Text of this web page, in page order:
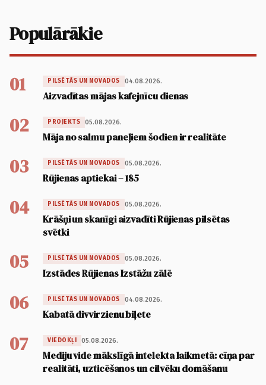
Populārākie
01 PILSĒTĀS UN NOVADOS 04.08.2026.
Aizvadītas mājas kafejnīcu dienas
02 PROJEKTS 05.08.2026.
Māja no salmu paneļiem šodien ir realitāte
03 PILSĒTĀS UN NOVADOS 05.08.2026.
Rūjienas aptiekai – 185
04 PILSĒTĀS UN NOVADOS 05.08.2026.
Krāšņi un skanīgi aizvadīti Rūjienas pilsētas
svētki
05 PILSĒTĀS UN NOVADOS 05.08.2026.
Izstādes Rūjienas Izstāžu zālē
06 PILSĒTĀS UN NOVADOS 04.08.2026.
Kabatā divvirzienu biļete
07 VIEDOKĻI 05.08.2026.
Mediju vide mākslīgā intelekta laikmetā: cīņa par
realitāti, uzticēšanos un cilvēku domāšanu